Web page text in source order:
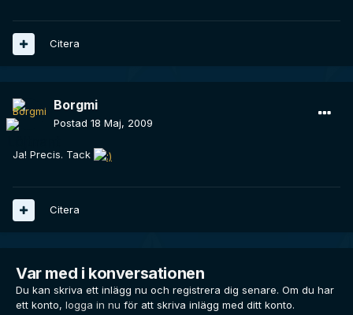
Citera
Borgmi
Postad 18 Maj, 2009
Ja! Precis. Tack
Citera
Var med i konversationen
Du kan skriva ett inlägg nu och registrera dig senare. Om du har
ett konto, logga in nu för att skriva inlägg med ditt konto.